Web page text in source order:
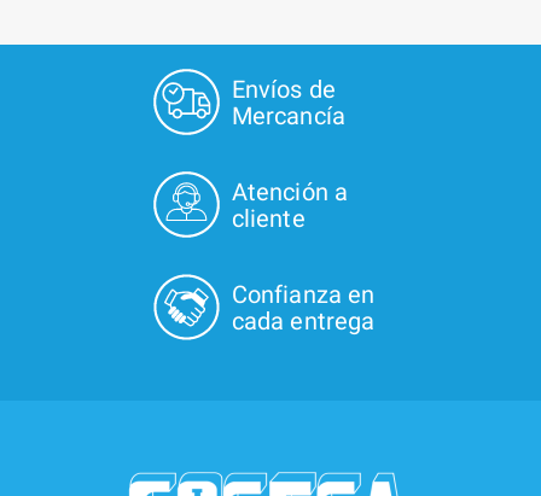
Envíos de
Mercancía
Atención a
cliente
Confianza en
cada entrega